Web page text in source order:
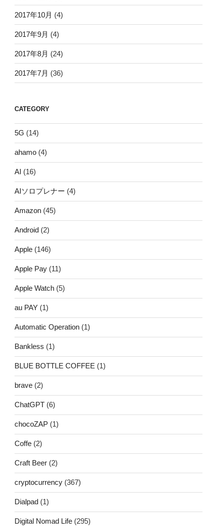
2017年10月 (4)
2017年9月 (4)
2017年8月 (24)
2017年7月 (36)
CATEGORY
5G (14)
ahamo (4)
AI (16)
AIソロプレナー (4)
Amazon (45)
Android (2)
Apple (146)
Apple Pay (11)
Apple Watch (5)
au PAY (1)
Automatic Operation (1)
Bankless (1)
BLUE BOTTLE COFFEE (1)
brave (2)
ChatGPT (6)
chocoZAP (1)
Coffe (2)
Craft Beer (2)
cryptocurrency (367)
Dialpad (1)
Digital Nomad Life (295)